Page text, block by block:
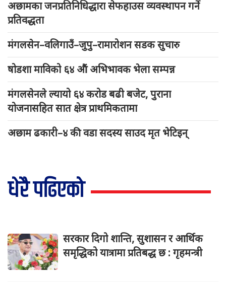
अछामका जनप्रतिनिधिद्धारा सेफहाउस व्यवस्थापन गर्ने
प्रतिवद्धता
मंगलसेन–वलिगाउँ–जुपु–रामारोशन सडक सुचारु
षोडशा माविको ६४ औं अभिभावक भेला सम्पन्न
मंगलसेनले ल्यायो ६४ करोड बढी बजेट, पुराना
योजनासहित सात क्षेत्र प्राथमिकतामा
अछाम ढकारी–४ की वडा सदस्य साउद मृत भेटिइन्
धेरै पढिएको
सरकार दिगो शान्ति, सुशासन र आर्थिक
समृद्धिको यात्रामा प्रतिबद्ध छ : गृहमन्त्री